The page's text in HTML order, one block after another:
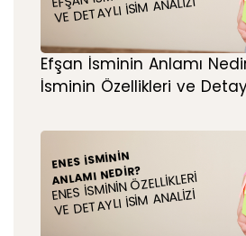
VE DETAYLI İSIM ANALIZI
Efşan İsminin Anlamı
İsminin Özellikleri ve
ENES İSMININ
ANLAMI NEDIR?
ENES İSMININ ÖZELLIKLERI
VE DETAYLI İSIM ANALIZI